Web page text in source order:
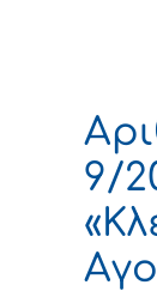
9/